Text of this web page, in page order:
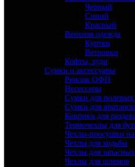
Черный
Синий
Красный
Верхняя одежда
Куртки
Ветровки
Кофты, худи
Сумки и аксессуары
Рюкзак ОФП
Несессеры
Сумки для
Сумки для
Коврики для
Термочехлы для
Чехлы-просушки на
Чехлы для ходьбы
Чехлы для
Чехлы для шлемов